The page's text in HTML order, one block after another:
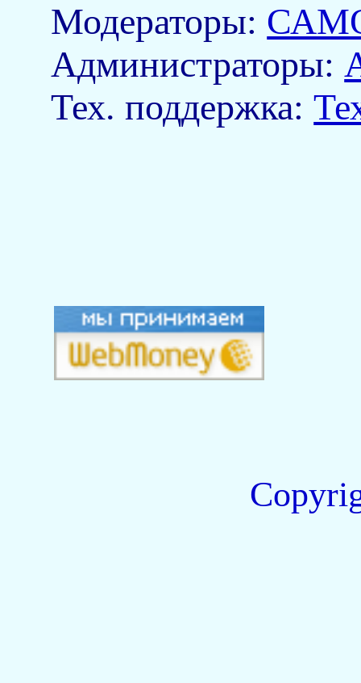
Модераторы:
Aдминистраторы:
Тех. поддержка: